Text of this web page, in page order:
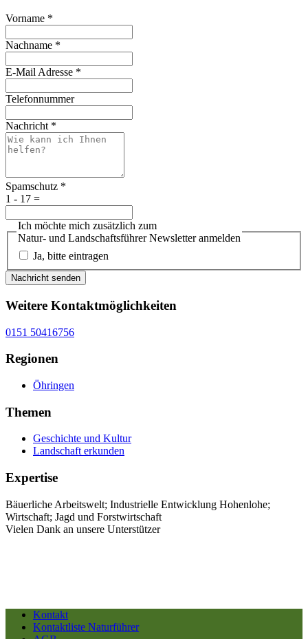
Vorname *
Nachname *
E-Mail Adresse *
Telefonnummer
Nachricht *
Spamschutz *
1 - 17 =
Ich möchte mich zusätzlich zum
Natur- und Landschaftsführer Newsletter anmelden
Ja, bitte eintragen
Nachricht senden
Weitere Kontaktmöglichkeiten
0151 50416756
Regionen
Öhringen
Themen
Geschichte und Kultur
Landschaft erkunden
Expertise
Bäuerliche Arbeitswelt; Industrielle Entwicklung Hohenlohe;
Wirtschaft; Jagd und Forstwirtschaft
Vielen Dank an unsere Unterstützer
Kontakt
Kontaktliste Naturführer